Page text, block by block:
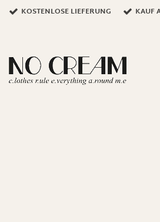
KOSTENLOSE LIEFERUNG KAUF